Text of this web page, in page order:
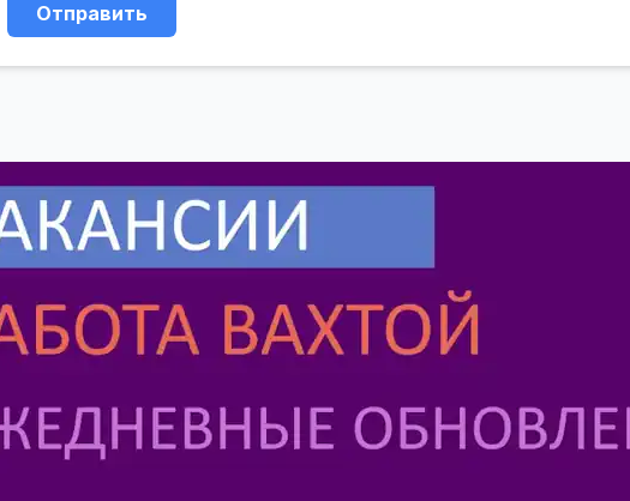
Отправить